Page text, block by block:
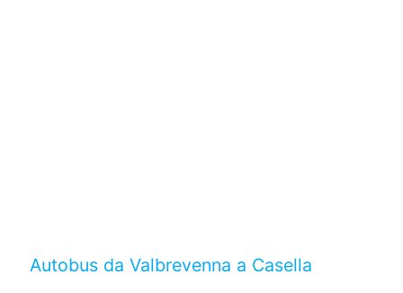
Autobus da Valbrevenna a Casella